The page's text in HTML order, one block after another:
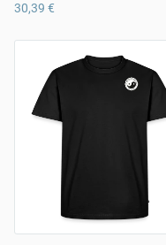
30,39 €